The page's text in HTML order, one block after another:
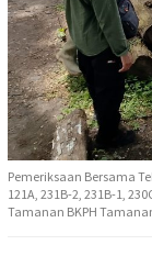
Pemeriksaan Bersama
121A, 231B-2, 231B-1,
Tamanan BKPH